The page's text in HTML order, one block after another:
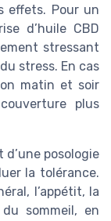
effets. Pour un
d’huile CBD
stressant
stress. En cas
matin et soir
plus
d’une posologie
la tolérance.
l’appétit, la
sommeil, en